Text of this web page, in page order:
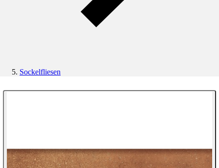
Sockelfliesen